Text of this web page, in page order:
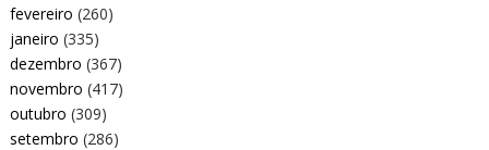
fevereiro (260)
janeiro (335)
dezembro (367)
novembro (417)
outubro (309)
setembro (286)